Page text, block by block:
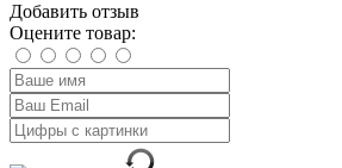
Добавить отзыв
Оцените товар: